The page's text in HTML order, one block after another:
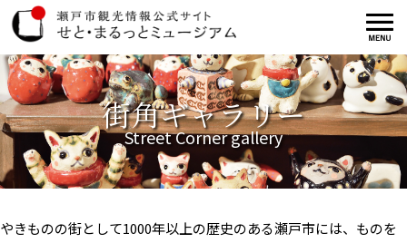
街角ギャラリー
Street Corner gallery
やきものの街として1000年以上の歴史のある瀬戸市には、ものを